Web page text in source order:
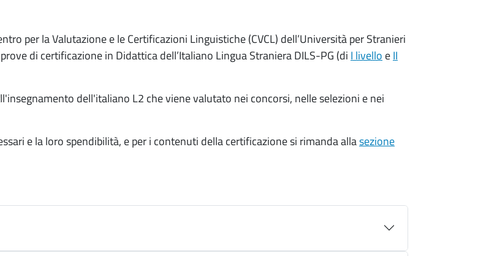
per la Valutazione e le Certificazioni Linguistiche (CVCL) dell’Università per Stranieri
di certificazione in Didattica dell’Italiano Lingua Straniera DILS-PG (di I livello eII
dell'italiano L2 che viene valutato nei concorsi, nelle selezioni e nei
e la loro spendibilità, e per i contenuti della certificazione si rimanda allasezione